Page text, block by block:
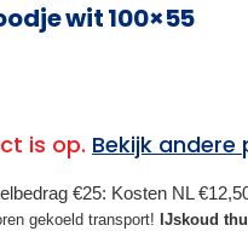
wit 100×55
is op. Bekijk andere
€25: Kosten NL
gekoeld transport! IJskoud